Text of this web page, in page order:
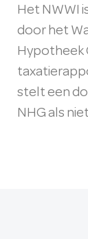
Het NWWI
door het
Hypotheek
stelt een
NHG als